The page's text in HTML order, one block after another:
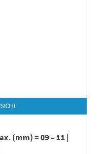
(mm) = 09 – 11 |